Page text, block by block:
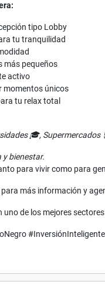
tipo Lobby
tu tranquilidad
más pequeños
activo
momentos únicos
tu relax total
🎓, Supermercados
y bienestar.
para vivir como para
más información y
uno de los mejores